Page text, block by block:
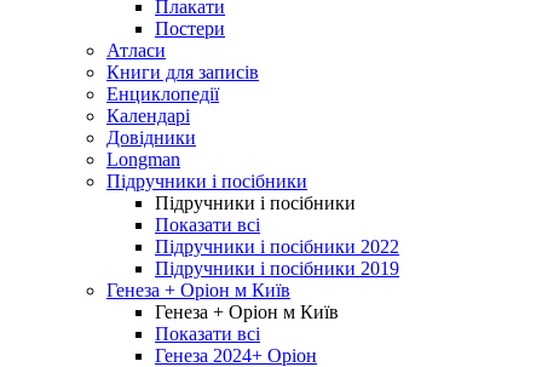
Плакати
Постери
Атласи
Книги для записів
Енциклопедії
Календарі
Довідники
Longman
Підручники і посібники
Підручники і посібники
Показати всі
Підручники і посібники 2022
Підручники і посібники 2019
Генеза + Оріон м Київ
Генеза + Оріон м Київ
Показати всі
Генеза 2024+ Оріон